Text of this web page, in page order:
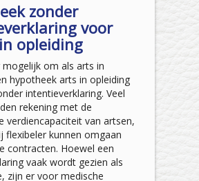
zonder
voor
opleiding
mogelijk om als arts in
hypotheek arts in opleiding
intentieverklaring. Veel
rekening met de
verdiencapaciteit van artsen,
flexibeler kunnen omgaan
contracten. Hoewel een
vaak wordt gezien als
zijn er voor medische